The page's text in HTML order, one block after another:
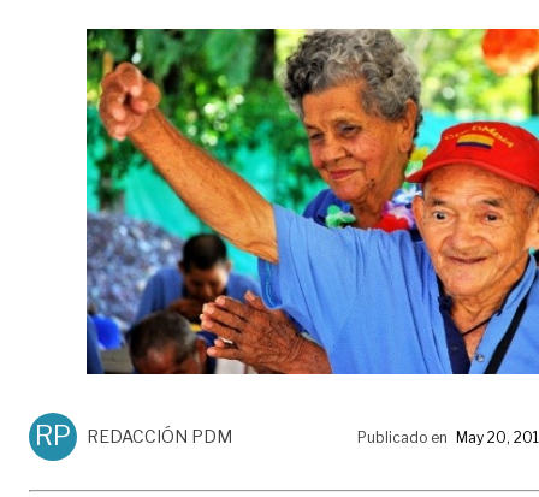
RP REDACCIÓN PDM Publicado en May 20,